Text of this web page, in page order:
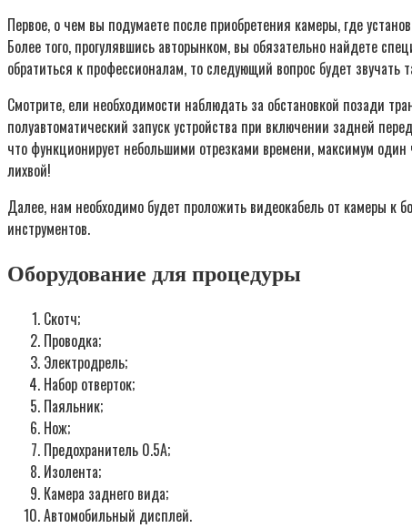
Первое, о чем вы подумаете после приобретения камеры, где
Более того, прогулявшись авторынком, вы обязательно найдете
обратиться к профессионалам, то следующий вопрос будет звучать
Смотрите, ели необходимости наблюдать за обстановкой позади
полуавтоматический запуск устройства при включении задней
что функционирует небольшими отрезками времени, максимум
лихвой!
Далее, нам необходимо будет проложить видеокабель от камеры к
инструментов.
Оборудование для процедуры
Скотч;
Проводка;
Электродрель;
Набор отверток;
Паяльник;
Нож;
Предохранитель 0.5А;
Изолента;
Камера заднего вида;
Автомобильный дисплей.